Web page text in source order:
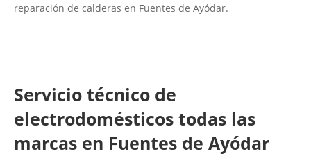
reparación de calderas en Fuentes de Ayódar.
Servicio técnico de
electrodomésticos todas las
marcas en Fuentes de Ayódar